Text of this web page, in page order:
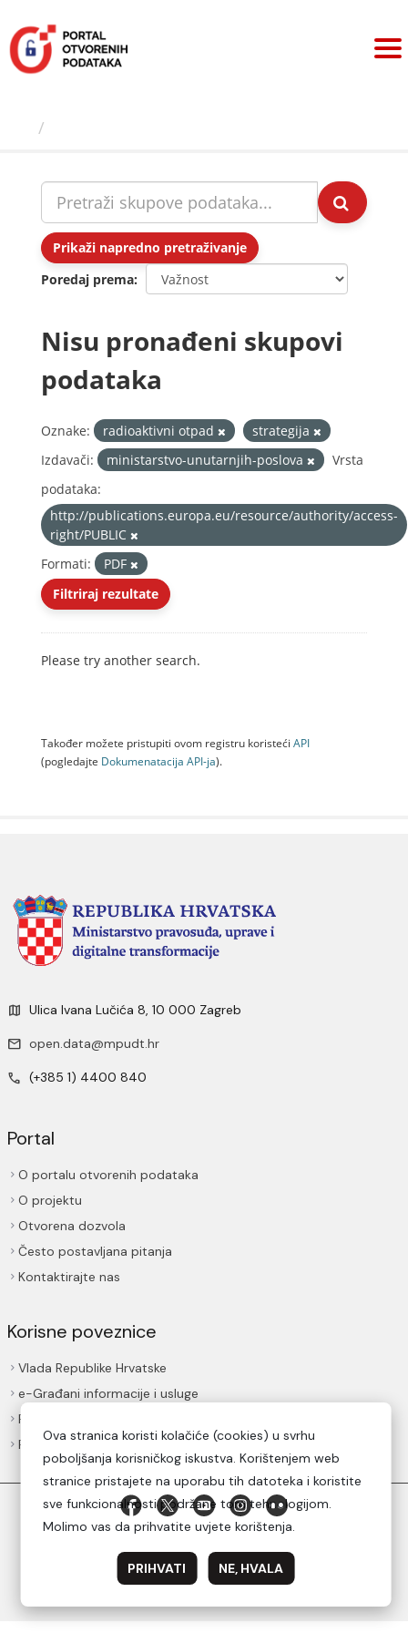
sadržaj
Prikaži napredno pretraživanje
Poredaj prema
Nisu pronađeni skupovi
podataka
Oznake: radioaktivni otpad
strategija
Izdavači:
ministarstvo-unutarnjih-poslova
Vrsta
podataka:
http://publications.europa.eu/resource/authority/access-
right/PUBLIC
Formati:
PDF
Filtriraj rezultate
Please try another search.
Također možete pristupiti ovom registru koristeći API
(pogledajte Dokumenаtаcijа API-jа).